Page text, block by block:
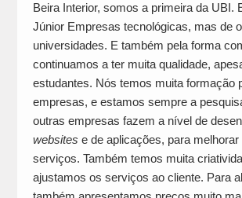
Beira Interior, somos a primeira da UBI.
Júnior Empresas tecnológicas, mas de
universidades. E também pela forma
continuamos a ter muita qualidade,
estudantes. Nós temos muita formação
empresas, e estamos sempre a
outras empresas fazem a nível de
websites e de aplicações, para
serviços. Também temos muita
ajustamos os serviços ao cliente. Para